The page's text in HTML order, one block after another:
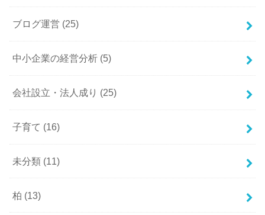
ブログ運営 (25)
中小企業の経営分析 (5)
会社設立・法人成り (25)
子育て (16)
未分類 (11)
柏 (13)